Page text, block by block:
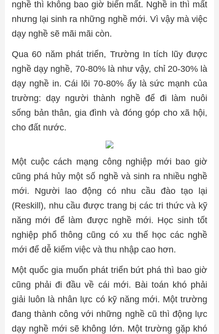
nghề thì không bao giờ biến mất. Nghề in thì mất
nhưng lại sinh ra những nghề mới. Vì vậy mà việc
dạy nghề sẽ mãi mãi còn.
Qua 60 năm phát triển, Trường In tích lũy được
nghề dạy nghề, 70-80% là như vậy, chỉ 20-30% là
dạy nghề in. Cái lõi 70-80% ấy là sức mạnh của
trường: dạy người thành nghề để đi làm nuôi
sống bản thân, gia đình và đóng góp cho xã hội,
cho đất nước.
Một cuộc cách mạng công nghiệp mới bao giờ
cũng phá hủy một số nghề và sinh ra nhiều nghề
mới. Người lao động có nhu cầu đào tạo lại
(Reskill), nhu cầu được trang bị các tri thức và kỹ
năng mới để làm được nghề mới. Học sinh tốt
nghiệp phổ thông cũng có xu thế học các nghề
mới để dễ kiếm việc và thu nhập cao hơn.
Một quốc gia muốn phát triển bứt phá thì bao giờ
cũng phải đi đầu về cái mới. Bài toán khó phải
giải luôn là nhân lực có kỹ năng mới. Một trường
đang thành công với những nghề cũ thì động lực
dạy nghề mới sẽ không lớn. Một trường gặp khó